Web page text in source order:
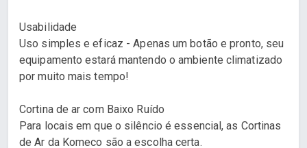
Usabilidade
Uso simples e eficaz - Apenas um botão e pronto, seu
equipamento estará mantendo o ambiente climatizado
por muito mais tempo!
Cortina de ar com Baixo Ruído
Para locais em que o silêncio é essencial, as Cortinas
de Ar da Komeco são a escolha certa.